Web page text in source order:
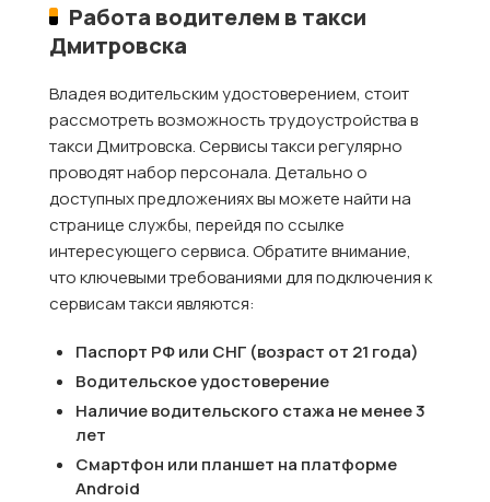
Работа водителем в такси
Дмитровска
Владея водительским удостоверением, стоит
рассмотреть возможность трудоустройства в
такси Дмитровска. Сервисы такси регулярно
проводят набор персонала. Детально о
доступных предложениях вы можете найти на
странице службы, перейдя по ссылке
интересующего сервиса. Обратите внимание,
что ключевыми требованиями для подключения к
сервисам такси являются:
Паспорт РФ или СНГ (возраст от 21 года)
Водительское удостоверение
Наличие водительского стажа не менее 3
лет
Смартфон или планшет на платформе
Android